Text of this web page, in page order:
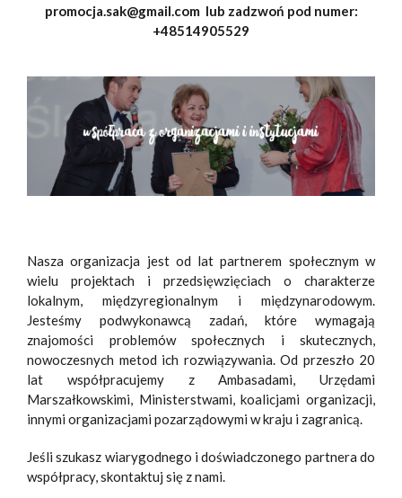
promocja.sak@gmail.com lub zadzwoń pod numer:
+48514905529
Nasza organizacja jest od lat partnerem społecznym w
wielu projektach i przedsięwzięciach o charakterze
lokalnym, międzyregionalnym i międzynarodowym.
Jesteśmy podwykonawcą zadań, które wymagają
znajomości problemów społecznych i skutecznych,
nowoczesnych metod ich rozwiązywania. Od przeszło 20
lat współpracujemy z Ambasadami, Urzędami
Marszałkowskimi, Ministerstwami, koalicjami organizacji,
innymi organizacjami pozarządowymi w kraju i zagranicą.
Jeśli szukasz wiarygodnego i doświadczonego partnera do
współpracy, skontaktuj się z nami.